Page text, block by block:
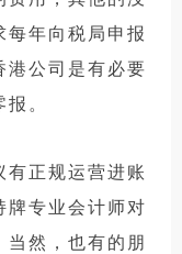
每年向税局申报
港公司是有必要
。
正规运营进账
牌专业会计师对
然，也有的朋